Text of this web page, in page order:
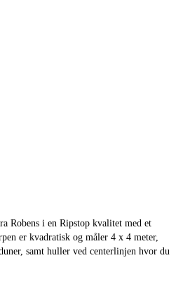
Robens i en Ripstop kvalitet med et
er kvadratisk og måler 4 x 4 meter,
samt huller ved centerlinjen hvor du